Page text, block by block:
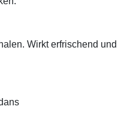
Wirkt erfrischend und